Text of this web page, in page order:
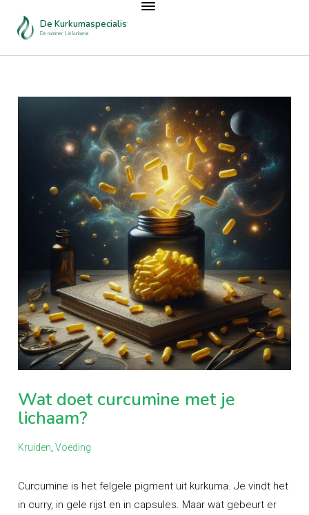
De Kurkumaspecialist
De nummer 1 in kurkuma
Wat doet curcumine met je
lichaam?
Kruiden Voeding
Curcumine is het felgele pigment uit kurkuma. Je vindt het
in curry, in gele rijst en in capsules. Maar wat gebeurt er